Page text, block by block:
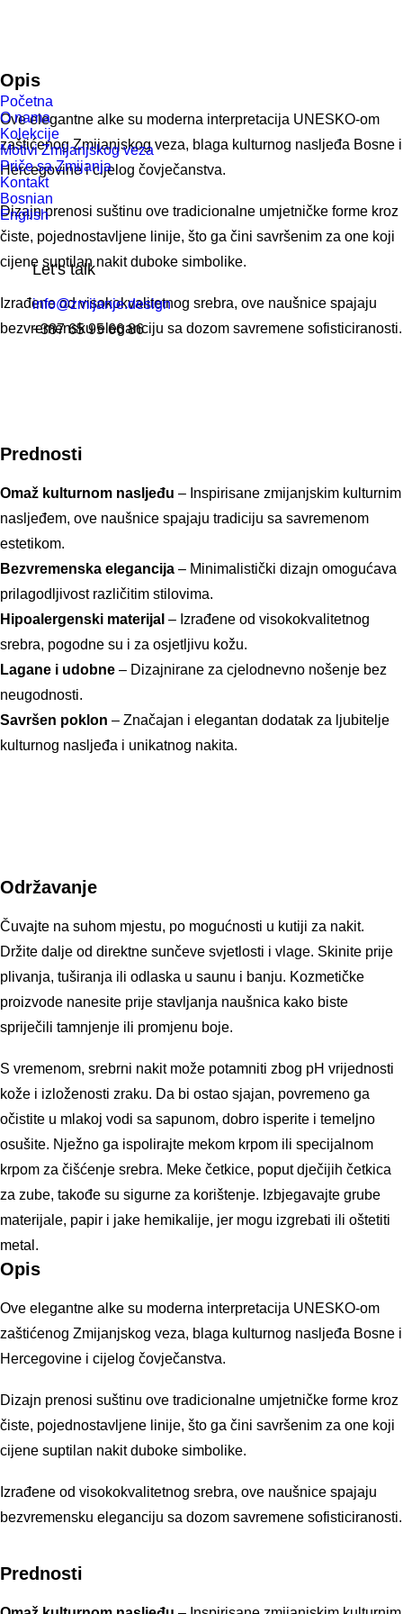
Početna
O nama
Kolekcije
Motivi Zmijanjskog veza
Priče sa Zmijanja
Kontakt
Bosnian
English
Let's talk
info@zmijanje.design
+387 65 95 66 86
Opis
Ove elegantne alke su moderna interpretacija UNESKO-om
zaštićenog Zmijanjskog veza, blaga kulturnog nasljeđa Bosne i
Hercegovine i cijelog čovječanstva.
Dizajn prenosi suštinu ove tradicionalne umjetničke forme kroz
čiste, pojednostavljene linije, što ga čini savršenim za one koji
cijene suptilan nakit duboke simbolike.
Izrađene od visokokvalitetnog srebra, ove naušnice spajaju
bezvremensku eleganciju sa dozom savremene sofisticiranosti.
Prednosti
Omaž kulturnom nasljeđu – Inspirisane zmijanjskim kulturnim
nasljeđem, ove naušnice spajaju tradiciju sa savremenom
estetikom.
Bezvremenska elegancija – Minimalistički dizajn omogućava
prilagodljivost različitim stilovima.
Hipoalergenski materijal – Izrađene od visokokvalitetnog
srebra, pogodne su i za osjetljivu kožu.
Lagane i udobne – Dizajnirane za cjelodnevno nošenje bez
neugodnosti.
Savršen poklon – Značajan i elegantan dodatak za ljubitelje
kulturnog nasljeđa i unikatnog nakita.
Održavanje
Čuvajte na suhom mjestu, po mogućnosti u kutiji za nakit.
Držite dalje od direktne sunčeve svjetlosti i vlage. Skinite prije
plivanja, tuširanja ili odlaska u saunu i banju. Kozmetičke
proizvode nanesite prije stavljanja naušnica kako biste
spriječili tamnjenje ili promjenu boje.
S vremenom, srebrni nakit može potamniti zbog pH vrijednosti
kože i izloženosti zraku. Da bi ostao sjajan, povremeno ga
očistite u mlakoj vodi sa sapunom, dobro isperite i temeljno
osušite. Nježno ga ispolirajte mekom krpom ili specijalnom
krpom za čišćenje srebra. Meke četkice, poput dječijih četkica
za zube, takođe su sigurne za korištenje. Izbjegavajte grube
materijale, papir i jake hemikalije, jer mogu izgrebati ili oštetiti
metal.
Opis
Ove elegantne alke su moderna interpretacija UNESKO-om
zaštićenog Zmijanjskog veza, blaga kulturnog nasljeđa Bosne i
Hercegovine i cijelog čovječanstva.
Dizajn prenosi suštinu ove tradicionalne umjetničke forme kroz
čiste, pojednostavljene linije, što ga čini savršenim za one koji
cijene suptilan nakit duboke simbolike.
Izrađene od visokokvalitetnog srebra, ove naušnice spajaju
bezvremensku eleganciju sa dozom savremene sofisticiranosti.
Prednosti